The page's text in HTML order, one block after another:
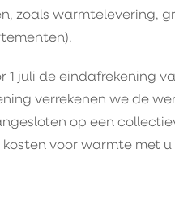
zoals warmtelevering,
1 juli de eindafrekening
verrekenen we de
op een
voor warmte met u